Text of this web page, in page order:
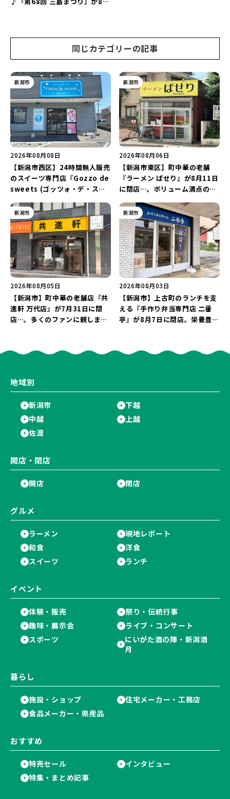
同じカテゴリーの記事
新潟市
2026年08月08日
【新潟市西区】24時間無人販売
のスイーツ専門店『Gozzo de
sweets (ゴッツォ・デ・スイ
店…。一部商品は姉妹店で販売
継続！
新潟市
2026年08月06日
【新潟市東区】町中華の老舗
『ラーメン ぱせり』が8月11日
に閉店…。ボリューム満点の名
新潟市
2026年08月05日
【新潟市】町中華の老舗店『共
進軒 万代店』が7月31日に閉
店…。多くのファンに親しまれ
新潟市
2026年08月03日
【新潟市】上古町のランチを支
える『手作り弁当専門店 二番
亭』が8月7日に閉店。栄養豊富
地域別
新潟市
下越
中越
上越
佐渡
開店・閉店
開店 閉店
グルメ
ラーメン
現地レポート
和食
洋食
スイーツ
ランチ
イベント
体験・販売
祭り・伝統行事
趣味・展示会
ライブ・コンサート
スポーツ
にいがた酒の陣・新潟酒
月
暮らし
施設・ショップ
住宅メーカー・工務店
食品メーカー・県産品
おすすめ
特売セール
インタビュー
特集・まとめ記事